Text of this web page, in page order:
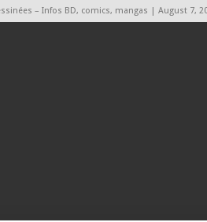
– Infos BD, comics, mangas | August 7,